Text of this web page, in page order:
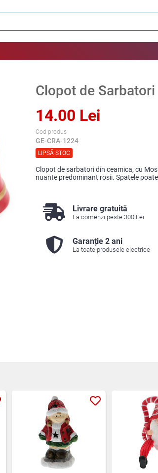
Clopot de Sarbatori
14.00 Lei
Cod produs
GE-CRA-1224
LIPSĂ STOC
Clopot de sarbatori din ceamica, cu
nuante predominant rosii. Spatele
Livrare gratuită
La comenzi peste 300 Lei
Garanție 2 ani
La toate produsele electrice